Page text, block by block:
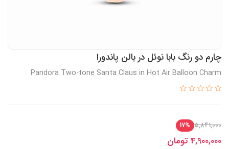
چارم دو رنگ بابا نوئل در بالن پاندورا
Pandora Two-tone Santa Claus in Hot Air Balloon Charm
5,841,000
17%
4,900,000 تومان